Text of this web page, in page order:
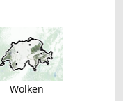
Wolken